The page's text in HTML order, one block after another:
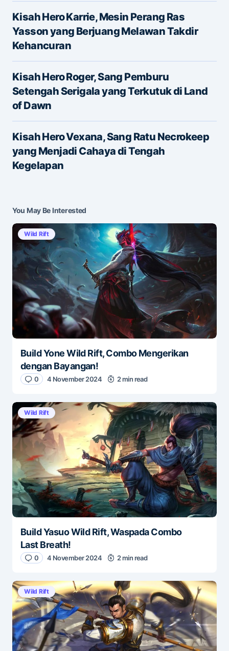
E-mail
Save my name and e-mail in this browser for the
next time I comment.
Kisah Hero Karrie, Mesin Perang Ras
Yasson yang Berjuang Melawan Takdir
Kehancuran
Kisah Hero Roger, Sang Pemburu
Setengah Serigala yang Terkutuk di Land
of Dawn
Kisah Hero Vexana, Sang Ratu Necrokeep
yang Menjadi Cahaya di Tengah
Kegelapan
You May Be Interested
Wild Rift
Build Yone Wild Rift, Combo Mengerikan
dengan Bayangan!
0 4 November 2024 2 min read
Wild Rift
Build Yasuo Wild Rift, Waspada Combo
Last Breath!
0 4 November 2024 2 min read
Wild Rift